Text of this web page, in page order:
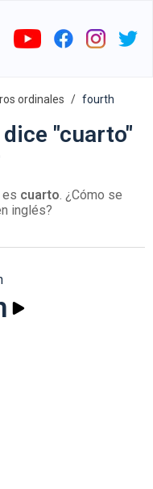
ordinales fourth
"cuarto"
es cuarto. ¿Cómo se
inglés?